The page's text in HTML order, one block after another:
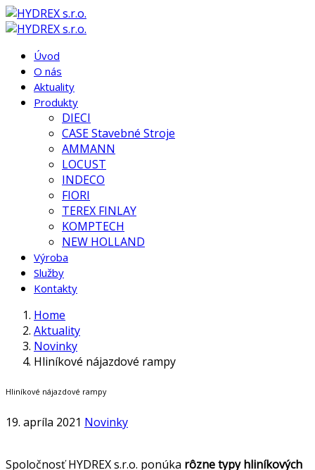
Úvod
O nás
Aktuality
Produkty
DIECI
CASE Stavebné Stroje
AMMANN
LOCUST
INDECO
FIORI
TEREX FINLAY
KOMPTECH
NEW HOLLAND
Výroba
Služby
Kontakty
Home
Aktuality
Novinky
Hliníkové nájazdové rampy
Hliníkové nájazdové rampy
19. apríla 2021 Novinky
Spoločnosť HYDREX s.r.o. ponúka rôzne typy hliníkových